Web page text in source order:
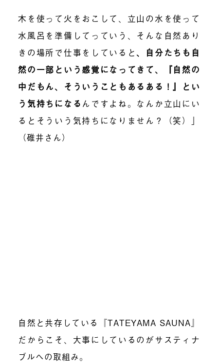
木を使って火をおこして、立山の水を使って
水風呂を準備してっていう、そんな自然あり
きの場所で仕事をしていると 、
自分たちも自
然の一部という感覚になってきて、『自然の
中だもん、そういうこともあるある！』とい
う気持ちになる んですよね。なんか立山にい
るとそういう気持ちになりません？（笑）」
（碓井さん）
自然と共存している『TATEYAMA SAUNA』
だからこそ、大事にしているのがサスティナ
ブルへの取組み。